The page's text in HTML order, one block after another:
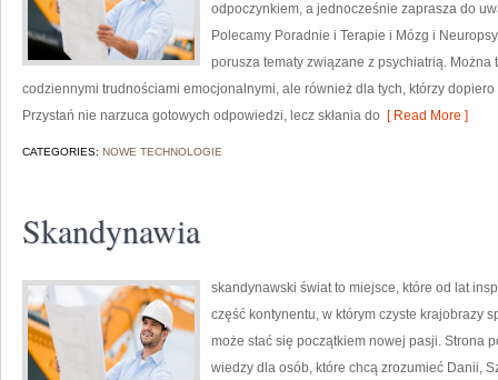
odpoczynkiem, a jednocześnie zaprasza do
Polecamy Poradnie i Terapie i Mózg i
porusza tematy związane z psychiatrią.
codziennymi trudnościami emocjonalnymi, ale również dla tych, którzy
Przystań nie narzuca gotowych odpowiedzi, lecz skłania do [ Read More ]
CATEGORIES: NOWE TECHNOLOGIE
Skandynawia
skandynawski świat to miejsce, które od lat
część kontynentu, w którym czyste krajobrazy
może stać się początkiem nowej pasji. Strona
wiedzy dla osób, które chcą zrozumieć Danii,